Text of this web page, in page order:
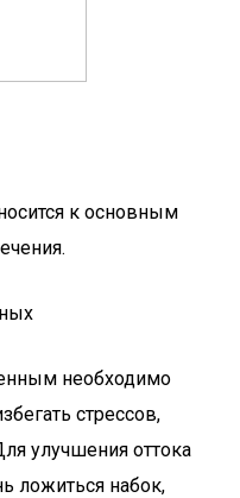
к основным
необходимо
стрессов,
улучшения оттока
ложиться набок,